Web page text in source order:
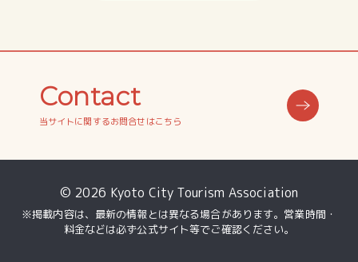
Contact
当サイトに関するお問合せはこちら
© 2026 Kyoto City Tourism Association
※掲載内容は、最新の情報とは異なる場合があります。営業時間・
料金などは必ず公式サイト等でご確認ください。